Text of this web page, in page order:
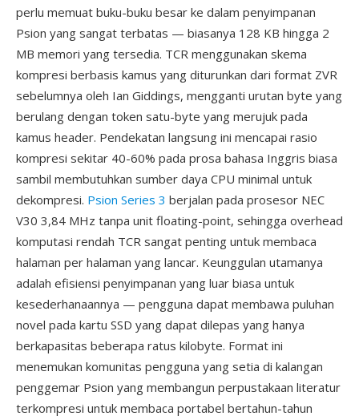
perlu memuat buku-buku besar ke dalam penyimpanan
Psion yang sangat terbatas — biasanya 128 KB hingga 2
MB memori yang tersedia. TCR menggunakan skema
kompresi berbasis kamus yang diturunkan dari format ZVR
sebelumnya oleh Ian Giddings, mengganti urutan byte yang
berulang dengan token satu-byte yang merujuk pada
kamus header. Pendekatan langsung ini mencapai rasio
kompresi sekitar 40-60% pada prosa bahasa Inggris biasa
sambil membutuhkan sumber daya CPU minimal untuk
dekompresi. Psion Series 3 berjalan pada prosesor NEC
V30 3,84 MHz tanpa unit floating-point, sehingga overhead
komputasi rendah TCR sangat penting untuk membaca
halaman per halaman yang lancar. Keunggulan utamanya
adalah efisiensi penyimpanan yang luar biasa untuk
kesederhanaannya — pengguna dapat membawa puluhan
novel pada kartu SSD yang dapat dilepas yang hanya
berkapasitas beberapa ratus kilobyte. Format ini
menemukan komunitas pengguna yang setia di kalangan
penggemar Psion yang membangun perpustakaan literatur
terkompresi untuk membaca portabel bertahun-tahun